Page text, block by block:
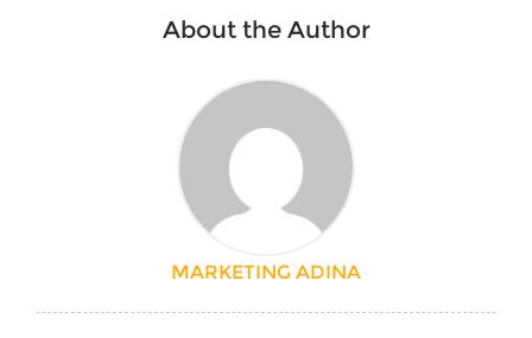
About the Author
MARKETING ADINA